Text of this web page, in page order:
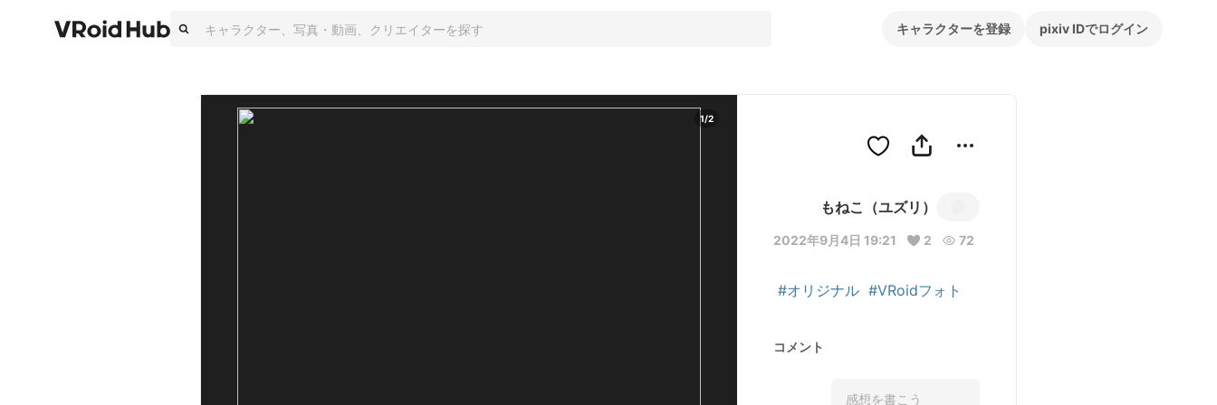
キャラクターを登録 pixiv IDでログイン
1/2
もねこ（ユズリ）
2022年9月4日 19:21 2 72
#オリジナル #VRoidフォト
コメント